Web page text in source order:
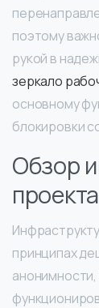
поэтому
рукой в
зеркало
основному
блокировки
Обзор
принципах